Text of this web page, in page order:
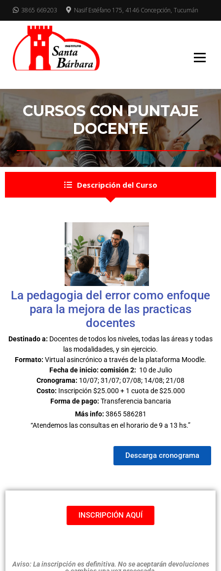
3865 669203 Nasif Estéfano 175, 4146 Concepción, Tucumán
CURSOS CON PUNTAJE
DOCENTE
Descripción del Curso
La pedagogia del error como enfoque
para la mejora de las practicas
docentes
Destinado a: Docentes de todos los niveles, todas las áreas y todas
las modalidades, y sin ejercicio.
Formato: Virtual asincrónico a través de la plataforma Moodle.
Fecha de inicio: comisión 2: 10 de Julio
Cronograma: 10/07; 31/07; 07/08; 14/08; 21/08
Costo: Inscripción $25.000 + 1 cuota de $25.000
Forma de pago: Transferencia bancaria
Más info: 3865 586281
“Atendemos las consultas en el horario de 9 a 13 hs.”
Descarga cronograma
INSCRIPCIÓN AQUÍ
Aviso: La inscripción es definitiva. No se aceptarán devoluciones